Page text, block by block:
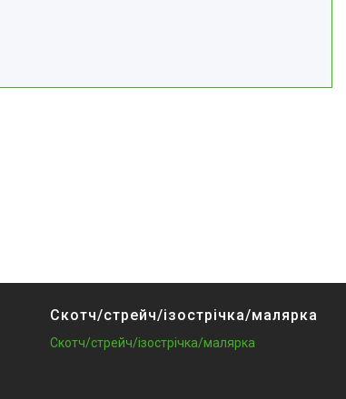
Скотч/стрейч/ізострічка/малярка
Скотч/стрейч/ізострічка/малярка